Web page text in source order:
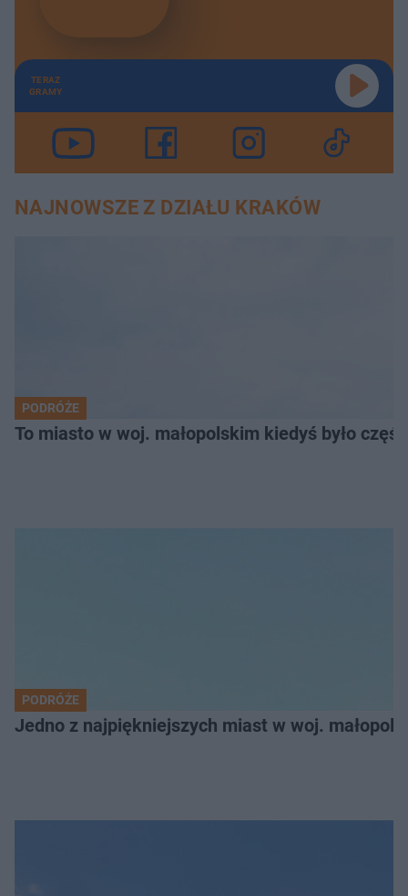
TERAZ
GRAMY
NAJNOWSZE Z DZIAŁU KRAKÓW
PODRÓŻE
To miasto w woj. małopolskim kiedyś było
PODRÓŻE
Jedno z najpiękniejszych miast w woj.